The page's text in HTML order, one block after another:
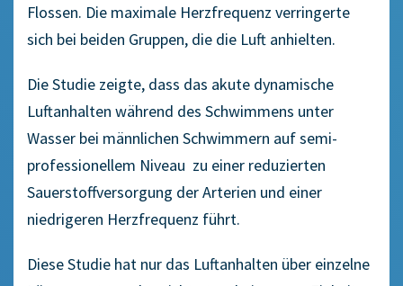
Flossen. Die maximale Herzfrequenz verringerte
sich bei beiden Gruppen, die die Luft anhielten.
Die Studie zeigte, dass das akute dynamische
Luftanhalten während des Schwimmens unter
Wasser bei männlichen Schwimmern auf semi-
professionellem Niveau zu einer reduzierten
Sauerstoffversorgung der Arterien und einer
niedrigeren Herzfrequenz führt.
Diese Studie hat nur das Luftanhalten über einzelne